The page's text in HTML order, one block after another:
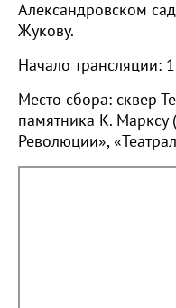
Александровском
Жукову.
Начало трансляции:
Место сбора: сквер
памятника К. Марксу
Революции»,